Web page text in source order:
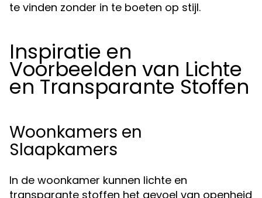
te vinden zonder in te boeten op stijl.
Inspiratie en
Voorbeelden van Lichte
en Transparante Stoffen
Woonkamers en
Slaapkamers
In de woonkamer kunnen lichte en
transparante stoffen het gevoel van openheid